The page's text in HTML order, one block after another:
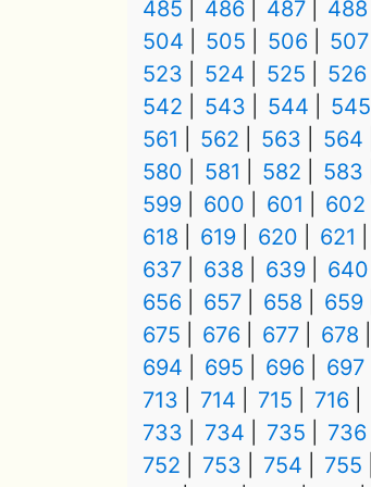
485 486 487 488
504
505 506 507
523
524 525 526
542
543 544 545
561
562 563 564
580
581 582 583
599
600 601 602
618
619 620 621
637
638 639 640
656
657 658 659
675
676 677 678
694
695 696 697
713
714 715 716
733
734 735 736
752
753 754 755